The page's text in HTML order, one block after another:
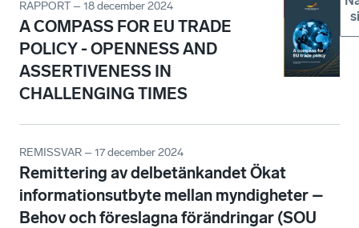
RAPPORT – 18 december 2024
A COMPASS FOR EU TRADE
POLICY - OPENNESS AND
ASSERTIVENESS IN
CHALLENGING TIMES
REMISSVAR – 17 december 2024
Remittering av delbetänkandet Ökat
informationsutbyte mellan myndigheter –
Behov och föreslagna förändringar (SOU